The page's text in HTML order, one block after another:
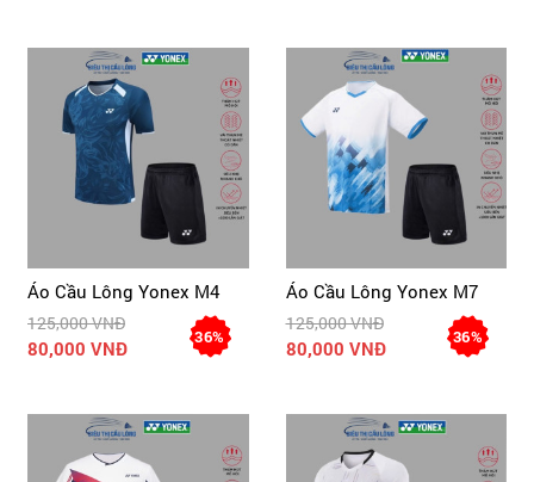
Áo Cầu Lông Yonex M4
125,000 VNĐ
80,000 VNĐ
36%
Áo Cầu Lông Yonex M7
125,000 VNĐ
80,000 VNĐ
36%